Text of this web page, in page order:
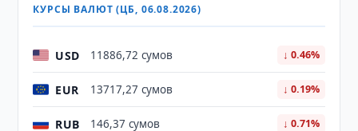
КУРСЫ ВАЛЮТ (ЦБ, 06.08.2026)
USD 11886,72 сумов ↓ 0.46%
EUR 13717,27 сумов ↓ 0.19%
RUB 146,37 сумов ↓ 0.71%